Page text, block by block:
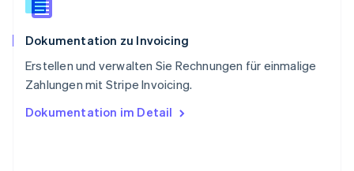
Dokumentation zu Invoicing
Erstellen und verwalten Sie Rechnungen für einmalige
Zahlungen mit Stripe Invoicing.
Dokumentation im Detail
Spanien
Thailand
Tschechische Republik
English
English